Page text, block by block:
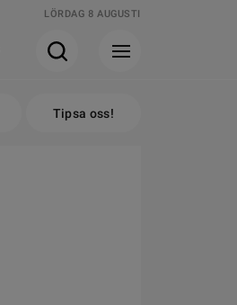
LÖRDAG 8 AUGUSTI
Tipsa oss!